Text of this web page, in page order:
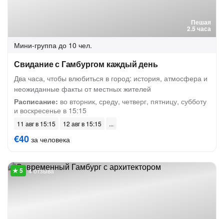
Пешая
2.5 часа
Мини-группа до 10 чел.
Свидание с Гамбургом каждый день
Два часа, чтобы влюбиться в город: история, атмосфера и
неожиданные факты от местных жителей
Расписание: во вторник, среду, четверг, пятницу, субботу
и воскресенье в 15:15
11 авг в 15:15 12 авг в 15:15
€40 за человека
4 отзыва